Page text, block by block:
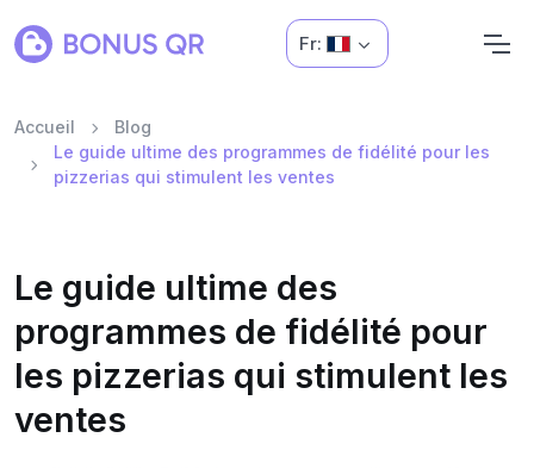
Fr:
Accueil
Blog
Le guide ultime des programmes de fidélité pour les
pizzerias qui stimulent les ventes
Le guide ultime des
programmes de fidélité pour
les pizzerias qui stimulent les
ventes